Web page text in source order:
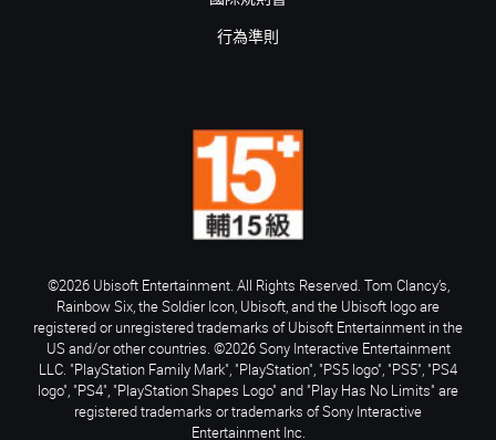
行為準則
©2026 Ubisoft Entertainment. All Rights Reserved. Tom Clancy’s,
Rainbow Six, the Soldier Icon, Ubisoft, and the Ubisoft logo are
registered or unregistered trademarks of Ubisoft Entertainment in the
US and/or other countries. ©2026 Sony Interactive Entertainment
LLC. "PlayStation Family Mark", "PlayStation", "PS5 logo", "PS5", "PS4
logo", "PS4", "PlayStation Shapes Logo" and "Play Has No Limits" are
registered trademarks or trademarks of Sony Interactive
Entertainment Inc.